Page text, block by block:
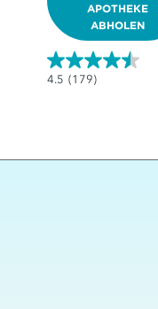
APOTHEKE
ABHOLEN
4.5 (179)
4.5
179